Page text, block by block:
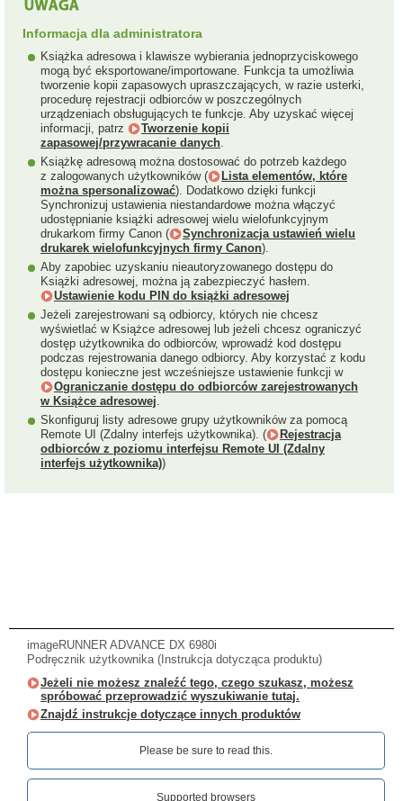
Informacja dla administratora
Książka adresowa i klawisze wybierania jednoprzyciskowego
mogą być eksportowane/importowane. Funkcja ta umożliwia
tworzenie kopii zapasowych upraszczających, w razie usterki,
procedurę rejestracji odbiorców w poszczególnych
urządzeniach obsługujących te funkcje. Aby uzyskać więcej
informacji, patrz
Tworzenie kopii
zapasowej/przywracanie danych
Książkę adresową można dostosować do potrzeb każdego
z zalogowanych użytkowników (
Lista elementów, które
można spersonalizować). Dodatkowo dzięki funkcji
Synchronizuj ustawienia niestandardowe można włączyć
udostępnianie książki adresowej wielu wielofunkcyjnym
drukarkom firmy Canon (
Synchronizacja ustawień wielu
drukarek wielofunkcyjnych firmy Canon).
Aby zapobiec uzyskaniu nieautoryzowanego dostępu do
Książki adresowej, można ją zabezpieczyć hasłem.
Ustawienie kodu PIN do książki adresowej
Jeżeli zarejestrowani są odbiorcy, których nie chcesz
wyświetlać w Książce adresowej lub jeżeli chcesz ograniczyć
dostęp użytkownika do odbiorców, wprowadź kod dostępu
podczas rejestrowania danego odbiorcy. Aby korzystać z kodu
dostępu konieczne jest wcześniejsze ustawienie funkcji w
Ograniczanie dostępu do odbiorców zarejestrowanych
w Książce adresowej
Skonfiguruj listy adresowe grupy użytkowników za pomocą
Remote UI (Zdalny interfejs użytkownika). (
Rejestracja
odbiorców z poziomu interfejsu Remote UI (Zdalny
interfejs użytkownika))
imageRUNNER ADVANCE DX 6980i
Podręcznik użytkownika (Instrukcja dotycząca produktu)
Jeżeli nie możesz znaleźć tego, czego szukasz, możesz
spróbować przeprowadzić wyszukiwanie tutaj.
Znajdź instrukcje dotyczące innych produktów
Please be sure to read this.‎
Supported browsers